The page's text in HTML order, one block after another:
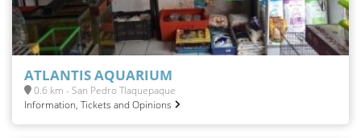
ATLANTIS AQUARIUM
0.6 km - San Pedro Tlaquepaque
Information, Tickets and Opinions